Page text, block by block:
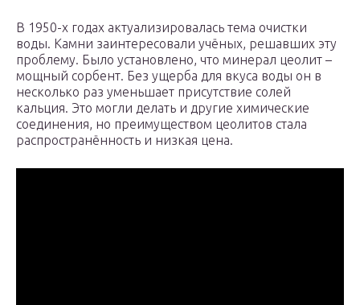
В 1950-х годах актуализировалась тема очистки
воды. Камни заинтересовали учёных, решавших эту
проблему. Было установлено, что минерал цеолит –
мощный сорбент. Без ущерба для вкуса воды он в
несколько раз уменьшает присутствие солей
кальция. Это могли делать и другие химические
соединения, но преимуществом цеолитов стала
распространённость и низкая цена.